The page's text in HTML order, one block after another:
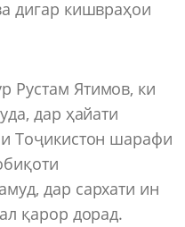
дигар кишвраҳои
Рустам Ятимов, ки
дар ҳайати
Тоҷикистон шарафи
дар сархати ин
қарор дорад.